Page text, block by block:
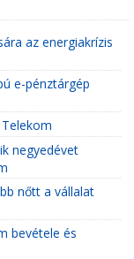
az energiakrízis
e-pénztárgép
negyedévet
nőtt a vállalat
bevétele és